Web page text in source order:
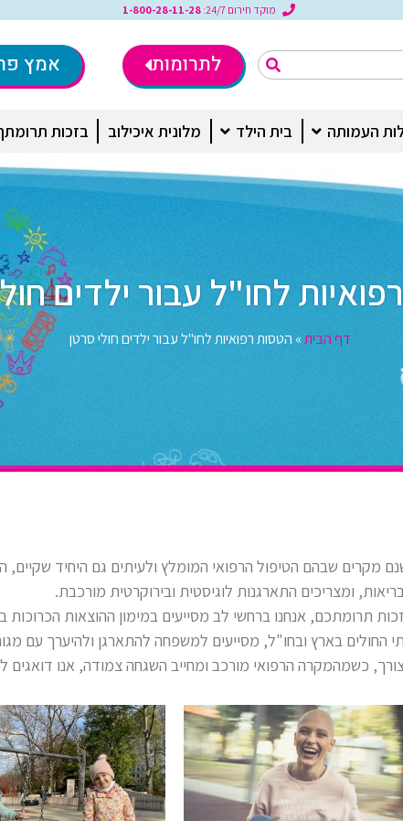
מוקד חירום 24/7: 1-800-28-11-28
לתרומות אמץ
העמותה בית הילד מלונית איכילוב בזכות
לחו"ל עבור ילדים
דף הבית» הטסות רפואיות לחו"ל עבור ילדים חולי סרטן
מקרים שבהם הטיפול הרפואי המומלץ ולעיתים גם היחיד
ומצריכים התארגנות לוגיסטית ובירוקרטית מורכבת.
תרומתכם, אנחנו ברחשי לב מסייעים במימון ההוצאות הכרוכות
החולים בארץ ובחו"ל, מסייעים למשפחה להתארגן ולהיערך עם
כשמהמקרה הרפואי מורכב ומחייב השגחה צמודה, אנו דואגים